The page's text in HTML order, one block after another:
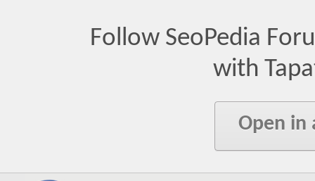
Follow SeoPedia
with
Open in